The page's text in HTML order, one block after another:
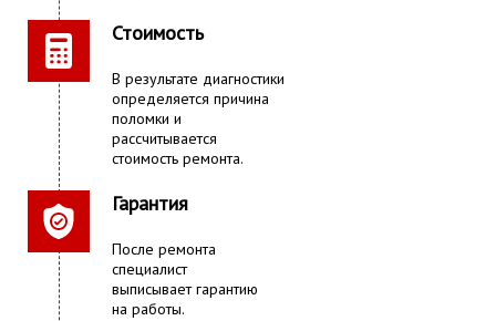
Стоимость
В результате диагностики
определяется причина
поломки и
рассчитывается
стоимость ремонта.
Гарантия
После ремонта
специалист
выписывает гарантию
на работы.